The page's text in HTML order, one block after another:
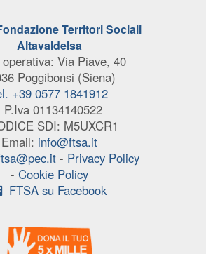
Territori Sociali
Altavaldelsa
operativa: Via Piave, 40
Poggibonsi (Siena)
+39 0577 1841912
P.Iva 01134140522
SDI: M5UXCR1
Email: info@ftsa.it
- Privacy Policy
- Cookie Policy
FTSA su Facebook